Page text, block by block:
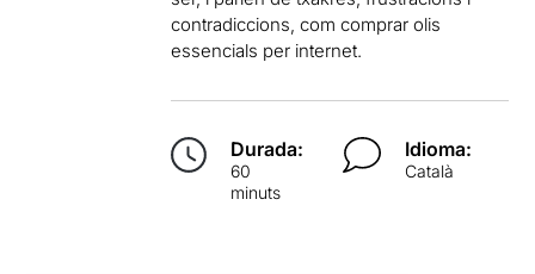
contradiccions, com comprar olis
essencials per internet.
Durada:
60
minuts
Idioma:
Català